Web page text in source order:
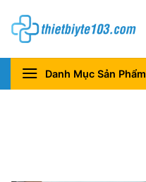
đến
dung
Danh Mục Sản Phẩm